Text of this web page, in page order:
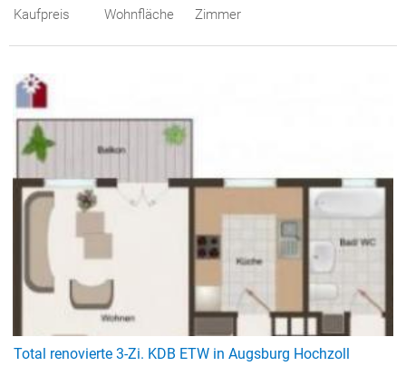
Kaufpreis Wohnfläche Zimmer
Total renovierte 3-Zi. KDB ETW in Augsburg Hochzoll